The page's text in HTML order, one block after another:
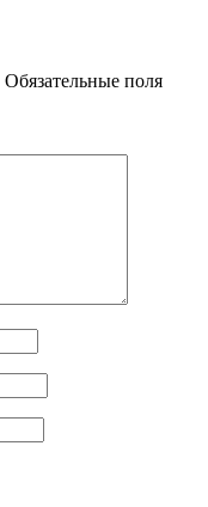
Обязательные поля